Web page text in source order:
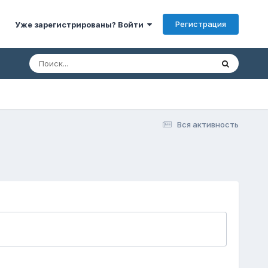
Уже зарегистрированы? Войти Регистрация
Вся активность